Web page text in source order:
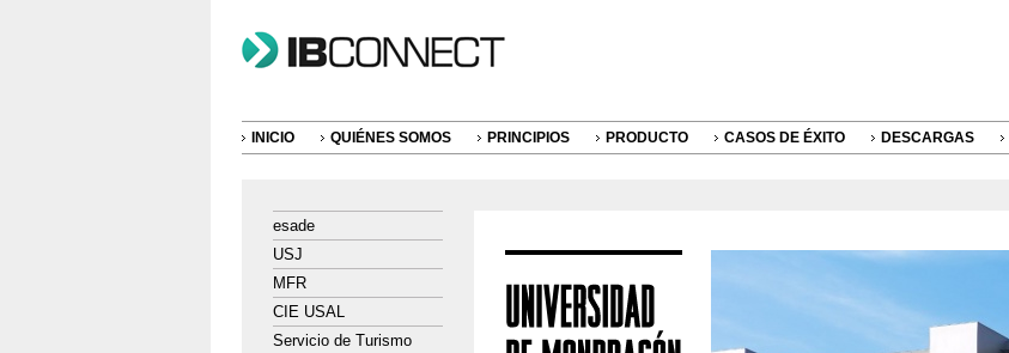
INICIO QUIÉNES SOMOS PRINCIPIOS PRODUCTO CASOS DE ÉXITO DESCARGAS
esade
USJ
MFR
CIE USAL
Servicio de Turismo